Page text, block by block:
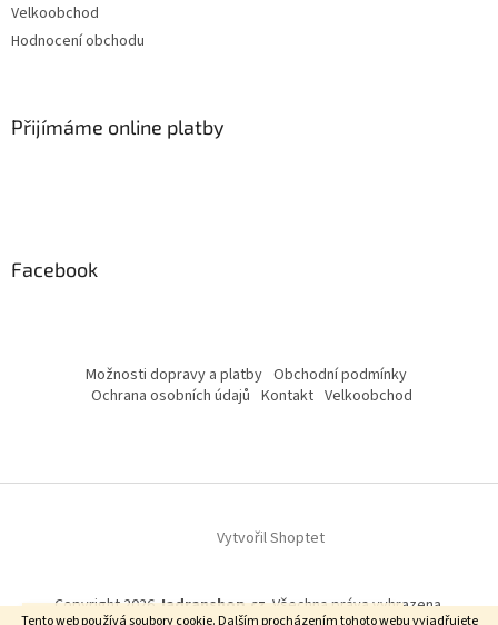
Upozornění: od 17.8 - 31.8.2026 nebude možné objednávat.
Velkoobchod
Hodnocení obchodu
Přijímáme online platby
Facebook
Možnosti dopravy a platby Obchodní podmínky
Ochrana osobních údajů Kontakt Velkoobchod
Vytvořil Shoptet
Copyright 2026Jadranshop.cz. Všechna práva vyhrazena.